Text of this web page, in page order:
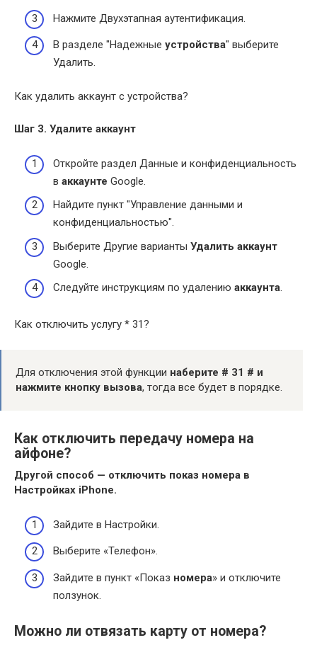
Нажмите Двухэтапная аутентификация.
В разделе "Надежные устройства" выберите
Удалить.
Как удалить аккаунт с устройства?
Шаг 3. Удалите аккаунт
Откройте раздел Данные и конфиденциальность
в аккаунте Google.
Найдите пункт "Управление данными и
конфиденциальностью".
Выберите Другие варианты Удалить аккаунт
Google.
Следуйте инструкциям по удалению аккаунта.
Как отключить услугу * 31?
Для отключения этой функции наберите # 31 # и
нажмите кнопку вызова, тогда все будет в порядке.
Как отключить передачу номера на
айфоне?
Другой способ — отключить показ номера в
Настройках iPhone.
Зайдите в Настройки.
Выберите «Телефон».
Зайдите в пункт «Показ номера» и отключите
ползунок.
Можно ли отвязать карту от номера?